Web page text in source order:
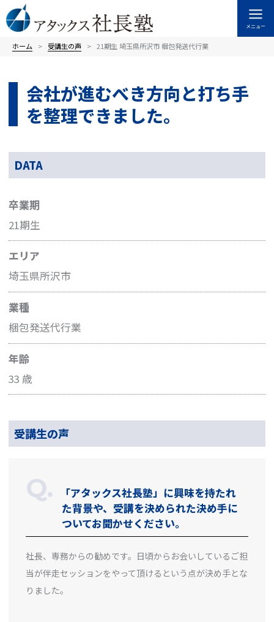
容
メニュー
ホーム 受講⽣の声 21期生 埼玉県所沢市 梱包発送代行業
会社が進むべき方向と打ち手
を整理できました。
DATA
卒業期
21期生
エリア
埼玉県所沢市
業種
梱包発送代行業
年齢
33 歳
受講生の声
「アタックス社長塾」に興味を持たれ
た背景や、受講を決められた決め手に
ついてお聞かせください。
社長、専務からの勧めです。日頃からお会いしているご担
当が伴走セッションをやって頂けるという点が決め手とな
りました。